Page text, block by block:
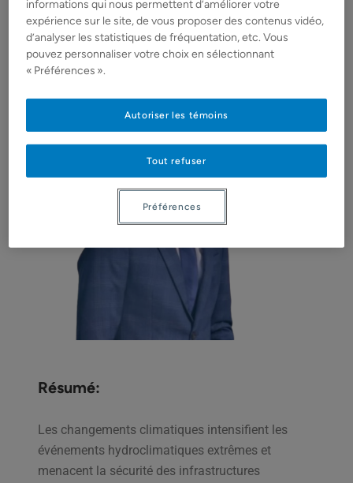
printemps sur les infrastructures stratégiques hydro-
électriques du Québec
Résumé:
Les changements climatiques intensifient les
événements hydroclimatiques extrêmes et
menacent la sécurité des infrastructures
informations qui nous permettent d’améliorer votre
expérience sur le site, de vous proposer des contenus vidéo,
d’analyser les statistiques de fréquentation, etc. Vous
pouvez personnaliser votre choix en sélectionnant
« Préférences ».
Tout refuser
Autoriser les témoins
Préférences